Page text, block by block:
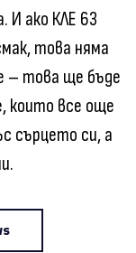
И ако КЛЕ 63
това няма
– това ще бъде
които все още
сърцето си, а